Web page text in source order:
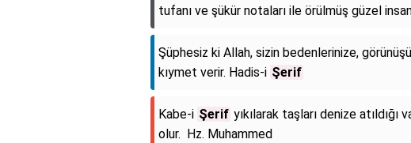
tufanı ve şükür notaları ile örülmüş güzel
Şüphesiz ki Allah, sizin bedenlerinize,
kıymet verir. Hadis-i Şerif
Kabe-i Şerif yıkılarak taşları denize
olur. Hz. Muhammed